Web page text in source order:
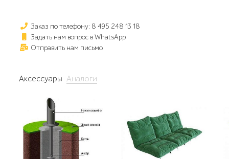
Заказ по телефону: 8 495 248 13 18
Задать нам вопрос в WhatsApp
Отправить нам письмо
Аксессуары Аналоги